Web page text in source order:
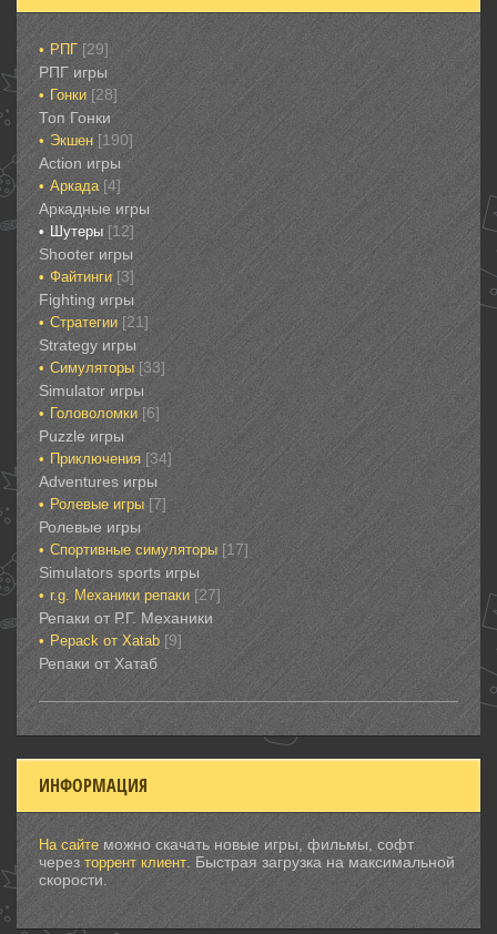
РПГ [29]
РПГ игры
Гонки‎ [28]
Топ Гонки‎
Экшен [190]
‎Action игры
Аркада‎ [4]
Аркадные игры
Шутеры‎ [12]
‎Shooter игры
Файтинги‎ [3]
Fighting игры
Стратегии‎ [21]
Strategy игры
Симуляторы‎ [33]
Simulator игры
Головоломки‎ [6]
Puzzle игры
Приключения‎ [34]
Adventures игры
Ролевые игры‎ [7]
Ролевые игры‎‎‎‎‎‎
Спортивные‎ симуляторы [17]
Simulators sports игры
r.g. Механики репаки [27]
Репаки от Р.Г. Механики
Рepack от Xatab [9]
Репаки от Хатаб
ИНФОРМАЦИЯ
На сайте можно скачать новые игры, фильмы, софт
через торрент клиент . Быстрая загрузка на максимальной
скорости.